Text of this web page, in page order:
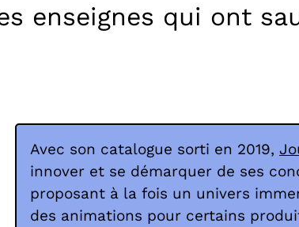
enseignes qui ont
Avec son catalogue sorti en 2019,
innover et se démarquer de ses
proposant à la fois un univers
des animations pour certains